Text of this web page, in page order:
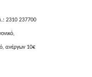
2310 237700
ανέργων 10€